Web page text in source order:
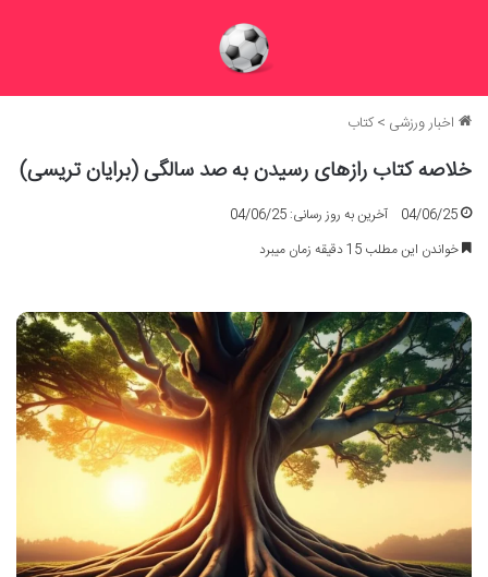
اخبار ورزشی >کتاب
خلاصه کتاب رازهای رسیدن به صد سالگی (برایان تریسی)
04/06/25
آخرین به روز رسانی: 04/06/25
خواندن این مطلب 15 دقیقه زمان میبرد